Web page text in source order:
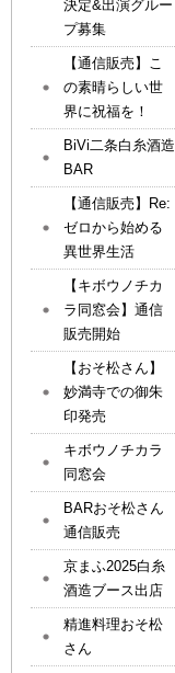
決定&出演グルー
プ募集
【通信販売】こ
の素晴らしい世
界に祝福を！
BiVi二条白糸酒造
BAR
【通信販売】Re:
ゼロから始める
異世界生活
【キボウノチカ
ラ同窓会】通信
販売開始
【おそ松さん】
妙満寺での御朱
印発売
キボウノチカラ
同窓会
BARおそ松さん
通信販売
京まふ2025白糸
酒造ブース出店
精進料理おそ松
さん